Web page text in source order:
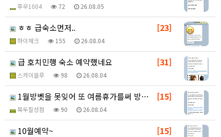
푸우1004 72 26.08.05
[23]
ㅎㅎ 급숙소먼저..
하이체크 155 26.08.04
[31]
급 호치민행 숙소 예약했네요
스카이블루 98 26.08.04
[15]
1월방벳을 못잊어 또 여름휴가를써 방벳합니다!!~~~
북두칠성점 90 26.08.04
[15]
10월예약~